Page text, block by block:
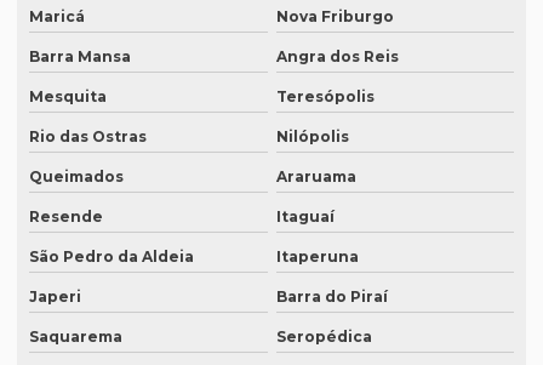
Empresa que apostila tradução juramentada
Empresa que apostila tradução juramentada em campinas
Empresa que apostila tradução juramentada em porto alegre
Empresa que faz tradução juramentada
Empresa que faz tradução simultânea
Empresa que faz tradução simultânea em curitiba
Empresa que faz tradução simultânea em recife
Maricá Nova Friburgo
Barra Mansa Angra dos Reis
Mesquita Teresópolis
Rio das Ostras Nilópolis
Queimados Araruama
Resende Itaguaí
São Pedro da Aldeia Itaperuna
Japeri Barra do Piraí
Saquarema Seropédica